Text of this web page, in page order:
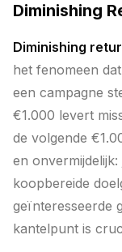
Diminishing
Diminishing
het fenomeen
een campagne
€1.000 levert
de volgende
en
koopbereide
geïnteresseerde
kantelpunt is